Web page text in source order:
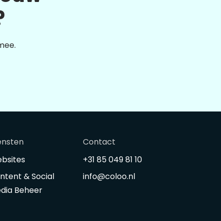
Contact
+31 85 049 81 10
info@coloo.nl
& Social
Beheer